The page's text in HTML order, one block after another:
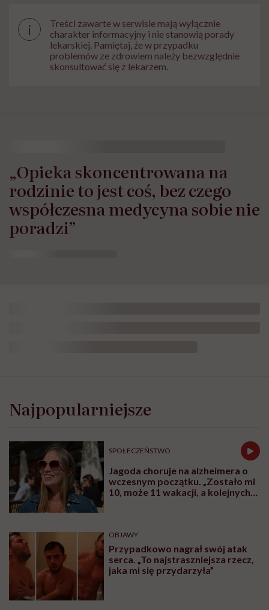
i
Treści zawarte w serwisie mają wyłącznie
charakter informacyjny i nie stanowią porady
lekarskiej. Pamiętaj, że w przypadku
problemów ze zdrowiem należy bezwzględnie
skonsultować się z lekarzem.
„Opieka skoncentrowana na
rodzinie to jest coś, bez czego
współczesna medycyna sobie nie
poradzi”
Nowe badania zmieniają to, co
wiedzieliśmy o dorosłości